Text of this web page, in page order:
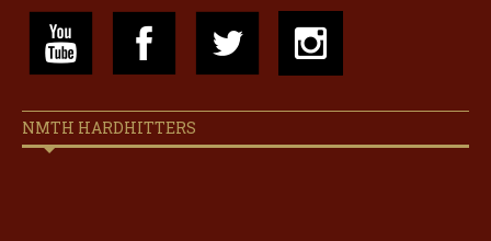
NMTH HARDHITTERS